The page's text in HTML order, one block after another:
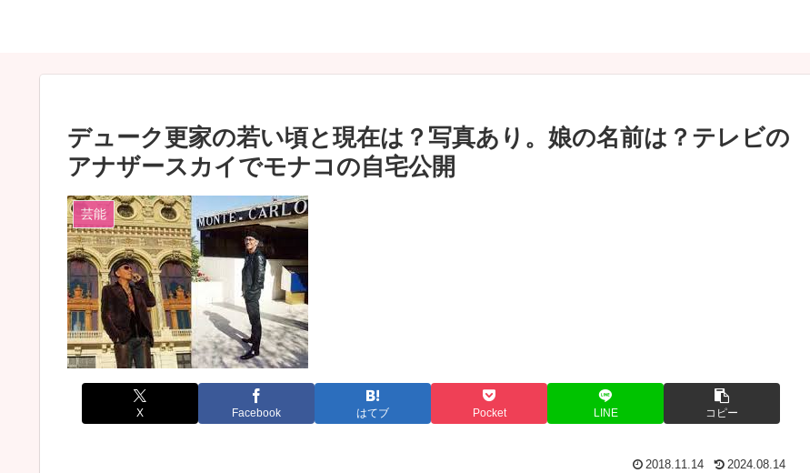
デューク更家の若い頃と現在は？写真あり。娘の名前は？テレビの
アナザースカイでモナコの自宅公開
芸能
X Facebook はてブ Pocket LINE コピー
2018.11.14 2024.08.14